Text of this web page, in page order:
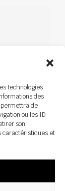
technologies
des
permettra de
ou les ID
son
caractéristiques et